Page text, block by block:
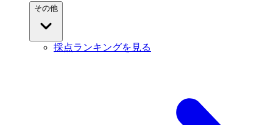
その他
採点ランキングを見る